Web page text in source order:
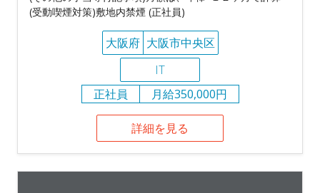
(受動喫煙対策)敷地内禁煙 (正社員)
大阪府 大阪市中央区
IT
正社員
月給350,000円
詳細を見る